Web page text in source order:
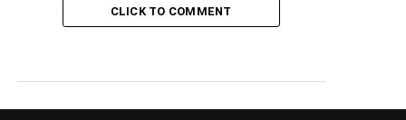
CLICK TO COMMENT